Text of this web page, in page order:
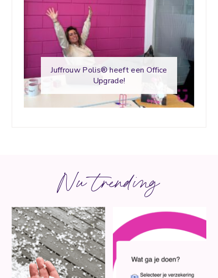
Juffrouw Polis® heeft een Office
Upgrade!
Nu trending